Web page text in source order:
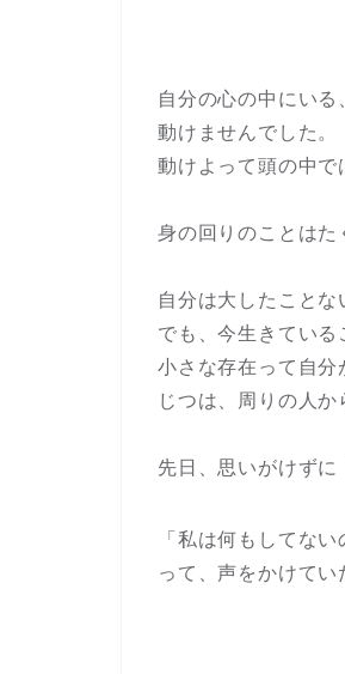
自分の心の中にいる
動けませんでした。
動けよって頭の中で
身の回りのことはた
自分は大したことな
でも、今生きている
小さな存在って自分
じつは、周りの人
先日、思いがけずに
「私は何もしてな
って、声をかけてい